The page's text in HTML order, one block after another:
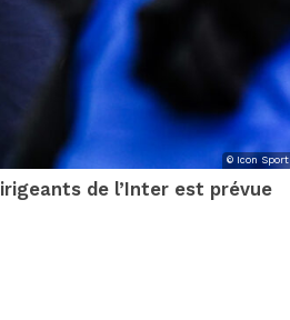
© Icon Sport
de l’Inter est prévue